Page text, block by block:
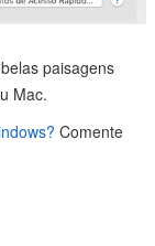
paisagens
Mac.
Comente